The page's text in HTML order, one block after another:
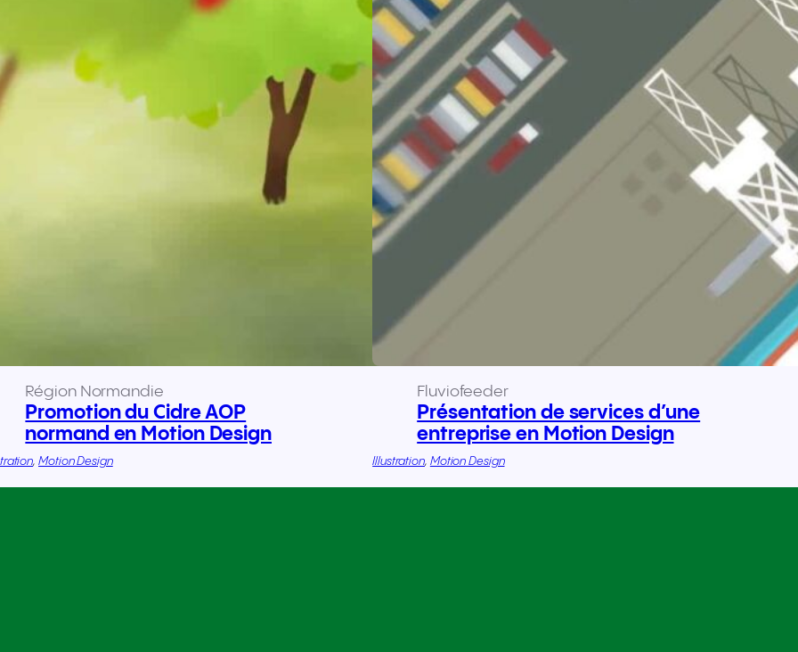
Région Normandie
Promotion du Cidre AOP
normand en Motion Design
, Motion Design
Fluviofeeder
Présentation de services d’une
entreprise en Motion Design
Illustration, Motion Design